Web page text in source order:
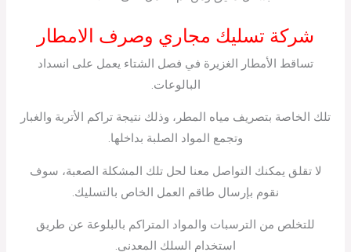
شركة تسليك مجاري وصرف الامطار
تساقط الأمطار الغزيرة في فصل الشتاء يعمل على انسداد
البالوعات.
تلك الخاصة بتصريف مياه المطر، وذلك نتيجة تراكم الأتربة والغبار
وتجمع المواد الصلبة بداخلها.
لا تقلق يمكنك التواصل معنا لحل تلك المشكلة الصعبة، سوف
نقوم بإرسال طاقم العمل الخاص بالتسليك.
للتخلص من الترسبات والمواد المتراكم بالبلوعة عن طريق
استخدام السلك المعدني.